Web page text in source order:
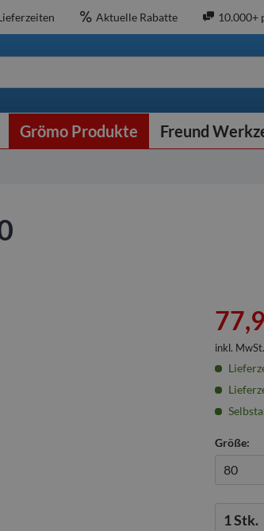
Aktuelle Rabatte 10.000+
Grömo Produkte Freund
inkl.
Größe: